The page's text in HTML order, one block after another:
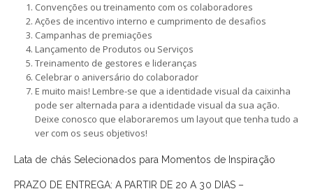
Convenções ou treinamento com os colaboradores
Ações de incentivo interno e cumprimento de desafios
Campanhas de premiações
Lançamento de Produtos ou Serviços
Treinamento de gestores e lideranças
Celebrar o aniversário do colaborador
E muito mais! Lembre-se que a identidade visual da caixinha
pode ser alternada para a identidade visual da sua ação.
Deixe conosco que elaboraremos um layout que tenha tudo a
ver com os seus objetivos!
Lata de chás Selecionados para Momentos de Inspiração
PRAZO DE ENTREGA: A PARTIR DE 20 A 30 DIAS –